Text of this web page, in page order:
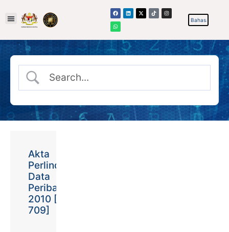
Akta
Perlindungan
Data
Peribadi
2010 [Akta
709]